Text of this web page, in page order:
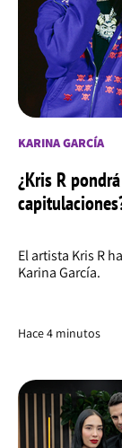
KARINA GARCÍA
¿Kris R
El artista Kris R
Karina García.
Hace 4 minutos